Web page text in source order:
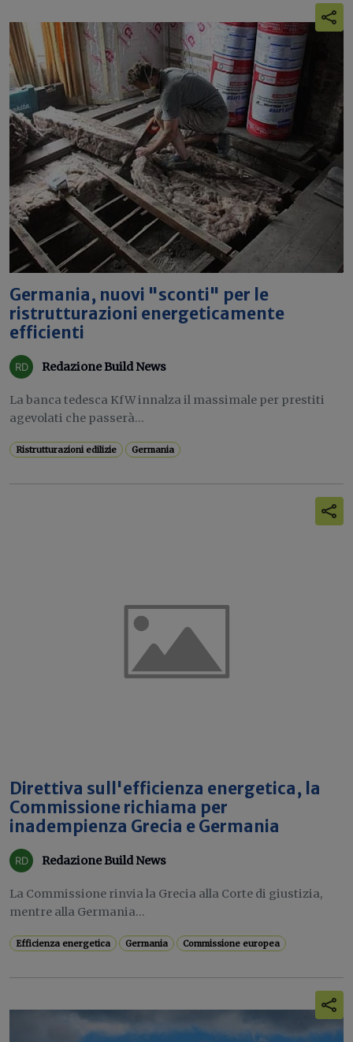
Germania, nuovi "sconti" per le
ristrutturazioni energeticamente
efficienti
Redazione Build News
La banca tedesca KfW innalza il massimale per prestiti
agevolati che passerà...
Ristrutturazioni edilizie Germania
Direttiva sull'efficienza energetica, la
Commissione richiama per
inadempienza Grecia e Germania
Redazione Build News
La Commissione rinvia la Grecia alla Corte di giustizia,
mentre alla Germania...
Efficienza energetica Germania Commissione europea